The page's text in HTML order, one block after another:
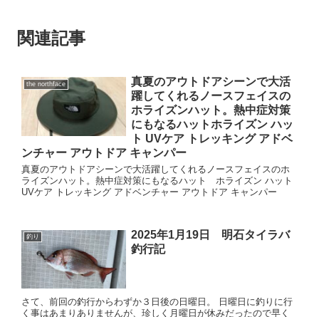
関連記事
the northface
真夏のアウトドアシーンで大活
躍してくれるノースフェイスの
ホライズンハット。熱中症対策
にもなるハットホライズン ハッ
ト UVケア トレッキング アドベ
ンチャー アウトドア キャンパー
真夏のアウトドアシーンで大活躍してくれるノースフェイスのホ
ライズンハット。熱中症対策にもなるハット ホライズン ハット
UVケア トレッキング アドベンチャー アウトドア キャンパー
釣り
2025年1月19日 明石タイラバ
釣行記
さて、前回の釣行からわずか３日後の日曜日。 日曜日に釣りに行
く事はあまりありませんが、珍しく月曜日が休みだったので早く